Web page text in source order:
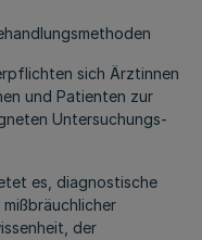
sich Ärztinnen
und Patienten zur
Untersuchungs-
es, diagnostische
der